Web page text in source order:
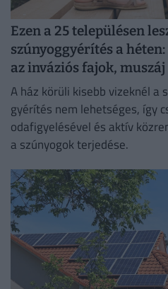
Ezen a 25 településen
szúnyoggyérítés a
az inváziós fajok,
A ház körüli kisebb vizeknél a
gyérítés nem lehetséges, így
odafigyelésével és aktív
a szúnyogok terjedése.